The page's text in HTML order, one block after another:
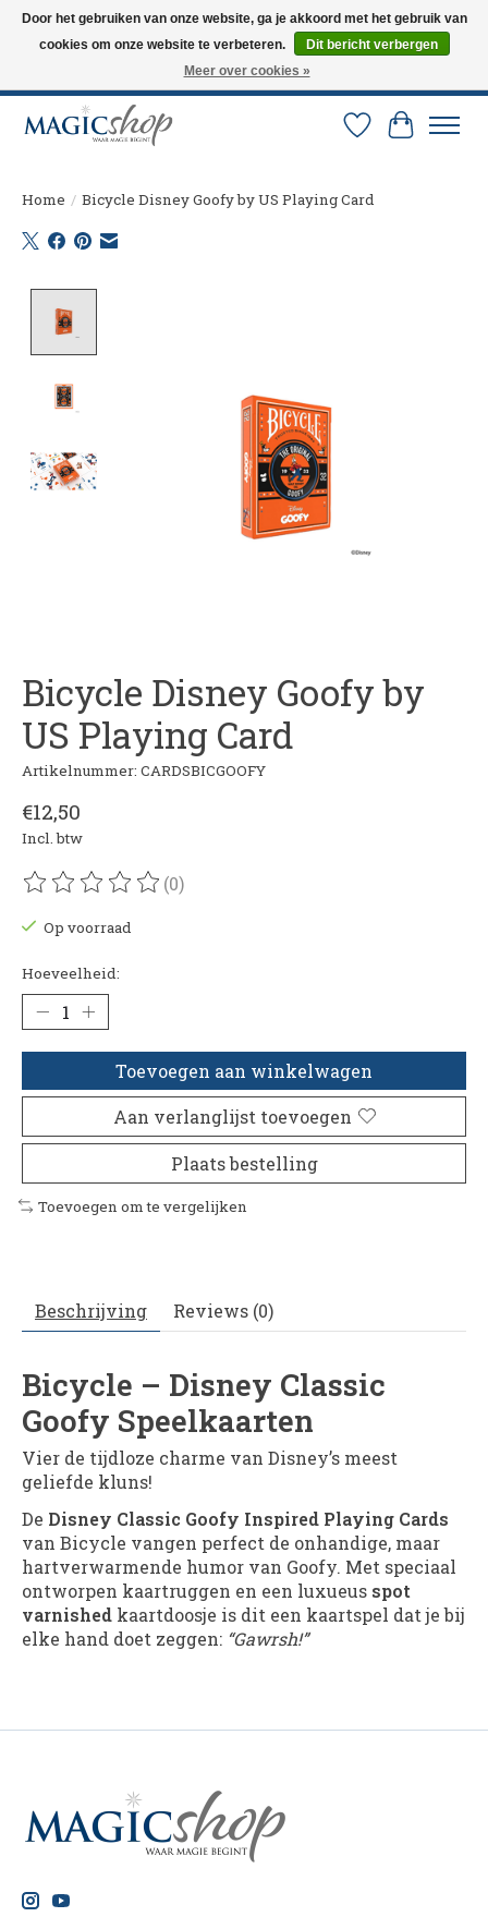
Altijd de nieuwste trucs op voorraad. Snelle verzending via PostNL en DHL.
Langskomen in onze winkel? Bel of mail om een afspraak te maken. 0251-
Verlanglijst
Home / Bicycle Disney Goofy by US Playing Card
Bicycle Disney Goofy by
US Playing Card
Artikelnummer: CARDSBICGOOFY
€12,50
Incl. btw
De beoordeling van dit product is
(0)
Op voorraad
Hoeveelheid:
Toevoegen aan winkelwagen
Aan verlanglijst toevoegen
Plaats bestelling
Toevoegen om te vergelijken
Beschrijving Reviews (0)
Bicycle – Disney Classic
Goofy Speelkaarten
Vier de tijdloze charme van Disney’s meest
geliefde kluns!
De Disney Classic Goofy Inspired Playing Cards
van Bicycle vangen perfect de onhandige, maar
hartverwarmende humor van Goofy. Met speciaal
ontworpen kaart­ruggen en een luxueus spot
varnished kaartdoosje is dit een kaartspel dat je bij
elke hand doet zeggen: “Gawrsh!”
Door het gebruiken van onze website, ga je akkoord met het gebruik van
cookies om onze website te verbeteren.
Dit bericht verbergen
Meer over cookies »